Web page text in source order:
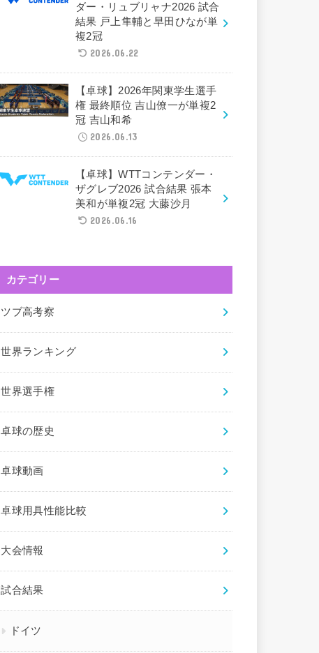
ダー・リュブリャナ2026 試合
結果 戸上隼輔と早田ひなが単
複2冠
2026.06.22
【卓球】2026年関東学生選手
権 最終順位 吉山僚一が単複2
冠 吉山和希
2026.06.13
【卓球】WTTコンテンダー・
ザグレブ2026 試合結果 張本
美和が単複2冠 大藤沙月
2026.06.16
カテゴリー
ツブ高考察
世界ランキング
世界選手権
卓球の歴史
卓球動画
卓球用具性能比較
大会情報
試合結果
ドイツ